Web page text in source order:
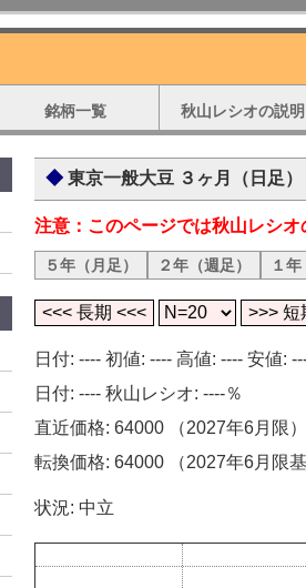
銘柄一覧 秋山レシオの説明
東京一般大豆 ３ヶ月（日足）
注意：このページでは秋山レシ
５年（月足） ２年（週足） １
日付: ---- 初値: ---- 高値: ---- 安値:
日付: ---- 秋山レシオ: ----％
直近価格: 64000 （2027年6月限）
転換価格: 64000 （2027年6月限
状況: 中立